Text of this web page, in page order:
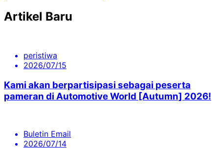
Artikel Baru
peristiwa
2026/07/15
Kami akan berpartisipasi sebagai peserta
pameran di Automotive World [Autumn] 2026!
Buletin Email
2026/07/14